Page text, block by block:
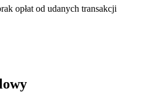
opłat od udanych transakcji